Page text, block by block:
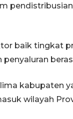
baik tingkat
kabupaten
wilayah